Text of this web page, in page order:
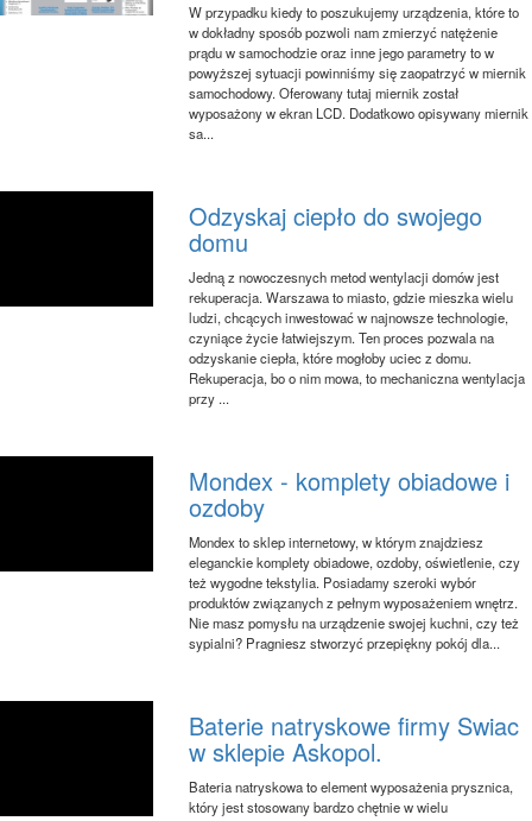
W przypadku kiedy to poszukujemy urządzenia, które to
w dokładny sposób pozwoli nam zmierzyć natężenie
prądu w samochodzie oraz inne jego parametry to w
powyższej sytuacji powinniśmy się zaopatrzyć w miernik
samochodowy. Oferowany tutaj miernik został
wyposażony w ekran LCD. Dodatkowo opisywany miernik
sa...
Odzyskaj ciepło do swojego
domu
Jedną z nowoczesnych metod wentylacji domów jest
rekuperacja. Warszawa to miasto, gdzie mieszka wielu
ludzi, chcących inwestować w najnowsze technologie,
czyniące życie łatwiejszym. Ten proces pozwala na
odzyskanie ciepła, które mogłoby uciec z domu.
Rekuperacja, bo o nim mowa, to mechaniczna wentylacja
przy ...
Mondex - komplety obiadowe i
ozdoby
Mondex to sklep internetowy, w którym znajdziesz
eleganckie komplety obiadowe, ozdoby, oświetlenie, czy
też wygodne tekstylia. Posiadamy szeroki wybór
produktów związanych z pełnym wyposażeniem wnętrz.
Nie masz pomysłu na urządzenie swojej kuchni, czy też
sypialni? Pragniesz stworzyć przepiękny pokój dla...
Baterie natryskowe firmy Swiac
w sklepie Askopol.
Bateria natryskowa to element wyposażenia prysznica,
który jest stosowany bardzo chętnie w wielu